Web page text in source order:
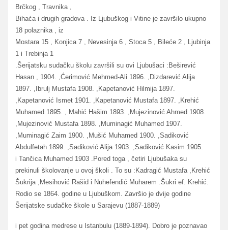
Brčkog , Travnika ,
Bihaća i drugih gradova . Iz Ljubuškog i Vitine je završilo ukupno
18 polaznika , iz
Mostara 15 , Konjica 7 , Nevesinja 6 , Stoca 5 , Bileće 2 , Ljubinja
1 i Trebinja 1
.Šerijatsku sudačku školu završili su ovi Ljubušaci :Beširević
Hasan , 1904. ,Ćerimović Mehmed-Ali 1896. ,Dizdarević Alija
1897. ,Ibrulj Mustafa 1908. ,Kapetanović Hilmija 1897.
,Kapetanović Ismet 1901. ,Kapetanović Mustafa 1897. ,Krehić
Muhamed 1895. , Mahić Hašim 1893. ,Mujezinović Ahmed 1908.
,Mujezinović Mustafa 1898. ,Muminagić Muhamed 1907.
,Muminagić Zaim 1900. ,Mušić Muhamed 1900. ,Sadiković
Abdulfetah 1899. ,Sadiković Alija 1903. ,Sadiković Kasim 1905.
i Tančica Muhamed 1903 .Pored toga , četiri Ljubušaka su
prekinuli školovanje u ovoj školi . To su :Kadragić Mustafa ,Krehić
Šukrija ,Mesihović Rašid i Nuhefendić Muharem .Šukri ef. Krehić.
Rodio se 1864. godine u Ljubuškom. Završio je dvije godine
Šerijatske sudačke škole u Sarajevu (1887-1889)
i pet godina medrese u Istanbulu (1889-1894). Dobro je poznavao